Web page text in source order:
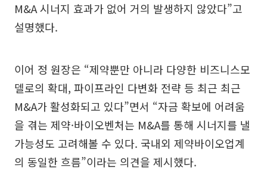
M&A 시너지 효과가 없어 거의 발생하지 않았다”고
설명했다.
이어 정 원장은 “제약뿐만 아니라 다양한 비즈니스모
델로의 확대, 파이프라인 다변화 전략 등 최근 최근
M&A가 활성화되고 있다”면서 “자금 확보에 어려움
을 겪는 제약·바이오벤처는 M&A를 통해 시너지를 낼
가능성도 고려해볼 수 있다. 국내외 제약바이오업계
의 동일한 흐름”이라는 의견을 제시했다.